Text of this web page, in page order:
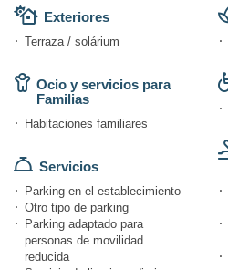
Exteriores
Terraza / solárium
Ocio y servicios para
Familias
Habitaciones familiares
Servicios
Parking en el establecimiento
Otro tipo de parking
Parking adaptado para
personas de movilidad
reducida